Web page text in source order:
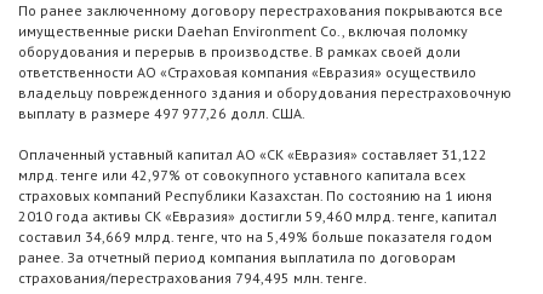
По ранее заключенному договору перестрахования покрываются все
имущественные риски Daehan Environment Co., включая поломку
оборудования и перерыв в производстве. В рамках своей доли
ответственности АО «Страховая компания «Евразия» осуществило
владельцу поврежденного здания и оборудования перестраховочную
выплату в размере 497 977,26 долл. США.
Оплаченный уставный капитал АО «СК «Евразия» составляет 31,122
млрд. тенге или 42,97% от совокупного уставного капитала всех
страховых компаний Республики Казахстан. По состоянию на 1 июня
2010 года активы СК «Евразия» достигли 59,460 млрд. тенге, капитал
составил 34,669 млрд. тенге, что на 5,49% больше показателя годом
ранее. За отчетный период компания выплатила по договорам
страхования/перестрахования 794,495 млн. тенге.